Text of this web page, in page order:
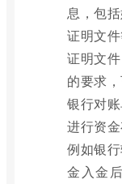
息，包
证明文
证明文
的要求
银行对
进行资
例如银
金入金